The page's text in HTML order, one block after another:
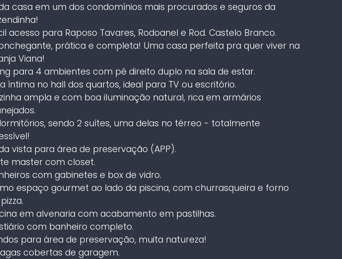
casa em um dos condomínios mais procurados e seguros da
acesso para Raposo Tavares, Rodoanel e Rod. Castelo Branco.
prática e completa! Uma casa perfeita pra quer viver na
Viana!
para 4 ambientes com pé direito duplo na sala de estar.
íntima no hall dos quartos, ideal para TV ou escritório.
ampla e com boa iluminação natural, rica em armários
sendo 2 suítes, uma delas no térreo - totalmente
vista para área de preservação (APP).
master com closet.
com gabinetes e box de vidro.
espaço gourmet ao lado da piscina, com churrasqueira e forno
em alvenaria com acabamento em pastilhas.
com banheiro completo.
para área de preservação, muita natureza!
cobertas de garagem.